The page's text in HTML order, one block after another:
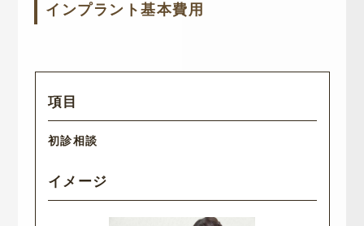
インプラント基本費用
初診相談